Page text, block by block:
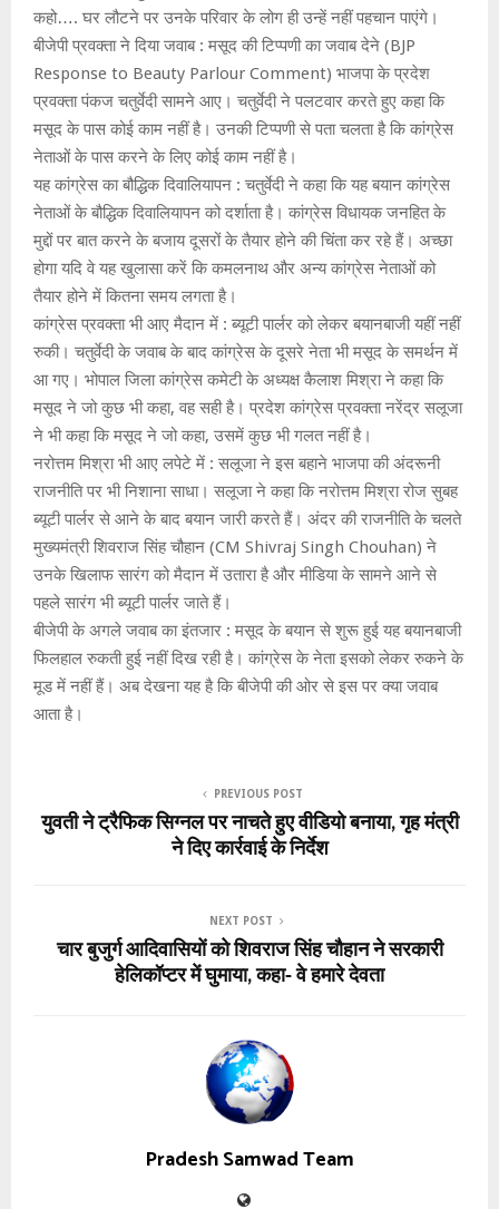
कहो…. घर लौटने पर उनके परिवार के लोग ही उन्हें नहीं पहचान पाएंगे।
बीजेपी प्रवक्ता ने दिया जवाब : मसूद की टिप्पणी का जवाब देने (BJP
Response to Beauty Parlour Comment) भाजपा के प्रदेश
प्रवक्ता पंकज चतुर्वेदी सामने आए। चतुर्वेदी ने पलटवार करते हुए कहा कि
मसूद के पास कोई काम नहीं है। उनकी टिप्पणी से पता चलता है कि कांग्रेस
नेताओं के पास करने के लिए कोई काम नहीं है।
यह कांग्रेस का बौद्धिक दिवालियापन : चतुर्वेदी ने कहा कि यह बयान कांग्रेस
नेताओं के बौद्धिक दिवालियापन को दर्शाता है। कांग्रेस विधायक जनहित के
मुद्दों पर बात करने के बजाय दूसरों के तैयार होने की चिंता कर रहे हैं। अच्छा
होगा यदि वे यह खुलासा करें कि कमलनाथ और अन्य कांग्रेस नेताओं को
तैयार होने में कितना समय लगता है।
कांग्रेस प्रवक्ता भी आए मैदान में : ब्यूटी पार्लर को लेकर बयानबाजी यहीं नहीं
रुकी। चतुर्वेदी के जवाब के बाद कांग्रेस के दूसरे नेता भी मसूद के समर्थन में
आ गए। भोपाल जिला कांग्रेस कमेटी के अध्यक्ष कैलाश मिश्रा ने कहा कि
मसूद ने जो कुछ भी कहा, वह सही है। प्रदेश कांग्रेस प्रवक्ता नरेंद्र सलूजा
ने भी कहा कि मसूद ने जो कहा, उसमें कुछ भी गलत नहीं है।
नरोत्तम मिश्रा भी आए लपेटे में : सलूजा ने इस बहाने भाजपा की अंदरूनी
राजनीति पर भी निशाना साधा। सलूजा ने कहा कि नरोत्तम मिश्रा रोज सुबह
ब्यूटी पार्लर से आने के बाद बयान जारी करते हैं। अंदर की राजनीति के चलते
मुख्यमंत्री शिवराज सिंह चौहान (CM Shivraj Singh Chouhan) ने
उनके खिलाफ सारंग को मैदान में उतारा है और मीडिया के सामने आने से
पहले सारंग भी ब्यूटी पार्लर जाते हैं।
बीजेपी के अगले जवाब का इंतजार : मसूद के बयान से शुरू हुई यह बयानबाजी
फिलहाल रुकती हुई नहीं दिख रही है। कांग्रेस के नेता इसको लेकर रुकने के
मूड में नहीं हैं। अब देखना यह है कि बीजेपी की ओर से इस पर क्या जवाब
आता है।
PREVIOUS POST
युवती ने ट्रैफिक सिग्नल पर नाचते हुए वीडियो बनाया, गृह मंत्री
ने दिए कार्रवाई के निर्देश
NEXT POST
चार बुजुर्ग आदिवासियों को शिवराज सिंह चौहान ने सरकारी
हेलिकॉप्टर में घुमाया, कहा- वे हमारे देवता
Pradesh Samwad Team